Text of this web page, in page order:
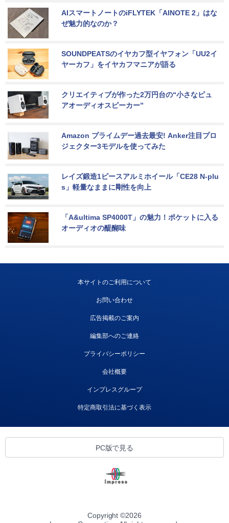
AIスマートノートのiFLYTEK「AINOTE 2」はな
ぜ魅力的なのか？
SOUNDPEATSのイヤカフ型イヤフォン「UU2イ
ヤーカフ」をイヤカフマニアが語る
クリエイティブが作った2万円台の“小さなピュ
アオーディオスピーカー”
Amazon プライムデー過去最安! Anker注目プロ
ジェクター3モデルを使ってみた
レイズ鍛造1ピースアルミホイール「CE28 N-plu
s」軽量なままに剛性を向上
「A&ultima SP4000T」の魅力！ポケットに入る
オーディオの醍醐味
本サイトのご利用について
お問い合わせ
広告掲載のご案内
編集部へのご連絡
プライバシーポリシー
会社概要
インプレスグループ
特定商取引法に基づく表示
PC版で見る
Copyright ©2026